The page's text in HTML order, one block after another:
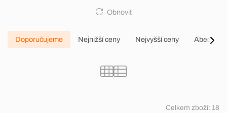
Obnovit
Doporučujeme Nejnižší ceny Nejvyšší ceny Abecedně
Celkem zboží: 18